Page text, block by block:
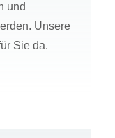
und
Unsere
Sie da.